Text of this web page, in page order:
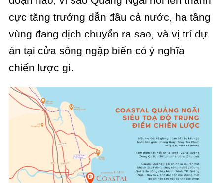
cực tăng trưởng dẫn đầu cả nước, hạ tầng
vùng đang dịch chuyển ra sao, và vị trí dự
án tại cửa sông ngập biển có ý nghĩa
chiến lược gì.